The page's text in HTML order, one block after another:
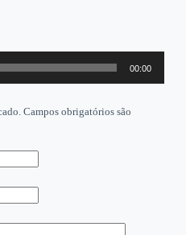
00:00
Campos obrigatórios são